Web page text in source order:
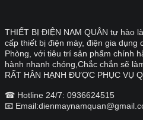
THIẾT BỊ ĐIỆN NAM QUÂN tự hào
cấp thiết bị điện máy, điện gia dụng
Phòng, với tiêu trí sản phẩm chính
hành nhanh chóng,Chắc chắn sẽ
RẤT HÂN HẠNH ĐƯỢC PHỤC VỤ
☎ Hotline 24/7: 0936624515
📧